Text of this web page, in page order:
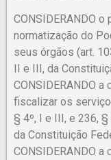
CONSIDERANDO
normatização do
seus órgãos (art.
II e III, da
CONSIDERANDO
fiscalizar os
§ 4º, I e III, e 236, §
da Constituição
CONSIDERANDO